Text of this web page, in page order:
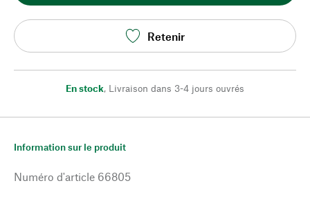
Retenir
En stock, Livraison dans 3-4 jours ouvrés
Information sur le produit
Numéro d'article 66805